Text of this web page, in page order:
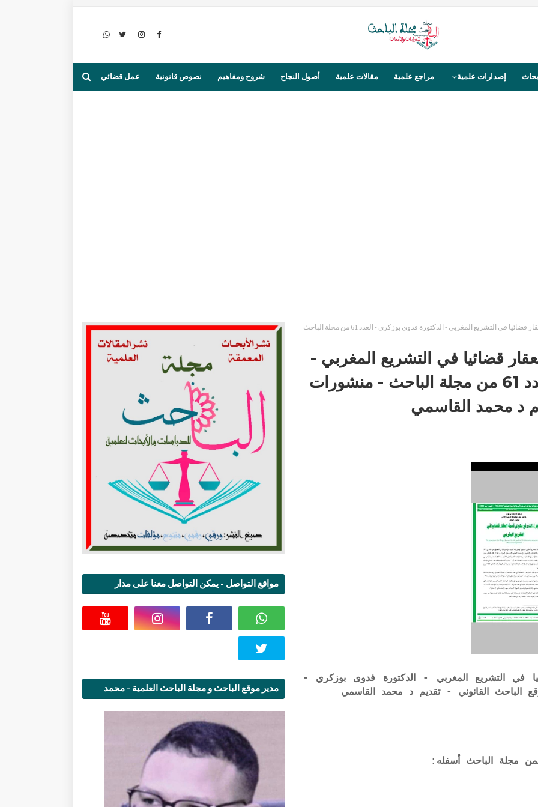
إصدارات علمية مراجع علمية مقالات علمية أصول النجاح شروح ومفاهيم نصوص قانونية عمل قضائي
إجراءات رفع دعوى قسمة العقار قضائيا في التشريع المغربي - الدكتورة فدوى بوزكري - العدد 61 من مجلة الباحث
قضائيا في التشريع المغربي -
الدكتورة فدوى بوزكري - العدد 61 من مجلة الباحث - منشورات
د محمد القاسمي
في التشريع المغربي - الدكتورة فدوى بوزكري -
مواقع التواصل - يمكن التواصل معنا على مدار
مدير موقع الباحث و مجلة الباحث العلمية - محمد